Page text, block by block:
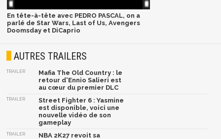
En tête-à-tête avec PEDRO PASCAL, on a
parlé de Star Wars, Last of Us, Avengers
Doomsday et DiCaprio
AUTRES TRAILERS
TRAILER
Mafia The Old Country : le
retour d'Ennio Salieri est
au cœur du premier DLC
TRAILER
Street Fighter 6 : Yasmine
est disponible, voici une
nouvelle vidéo de son
gameplay
TRAILER
NBA 2K27 revoit sa